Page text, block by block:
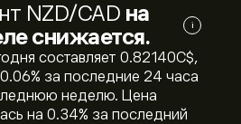
NZD/CAD на
снижается.
i
составляет 0.82140‎C$‎,
за последние 24 часа
неделю. Цена
на ‎0.34‎% за последний